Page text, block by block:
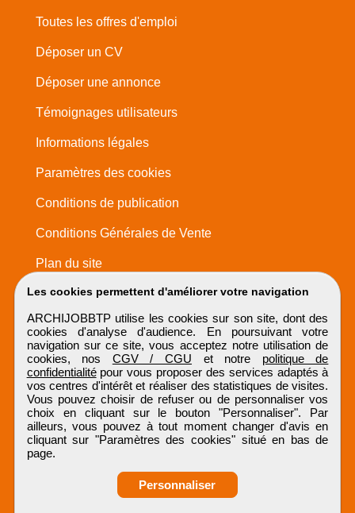
Les cookies permettent d'améliorer votre navigation
ARCHIJOBBTP utilise les cookies sur son site, dont des
cookies d'analyse d'audience. En poursuivant votre
navigation sur ce site, vous acceptez notre utilisation de
cookies, nos CGV / CGU et notre politique de
confidentialitépour vous proposer des services adaptés à
vos centres d'intérêt et réaliser des statistiques de visites.
Vous pouvez choisir de refuser ou de personnaliser vos
choix en cliquant sur le bouton "Personnaliser". Par
ailleurs, vous pouvez à tout moment changer d'avis en
cliquant sur "Paramètres des cookies" situé en bas de
page.
Personnaliser
Toutes les offres d'emploi
Déposer un CV
Déposer une annonce
Témoignages utilisateurs
Informations légales
Paramètres des cookies
Conditions de publication
Conditions Générales de Vente
Plan du site